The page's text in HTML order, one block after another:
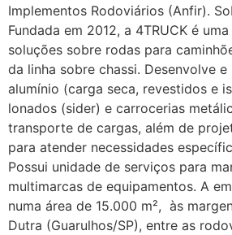
Implementos Rodoviários (Anfir).
Fundada em 2012, a 4TRUCK é
soluções sobre rodas para
da linha sobre chassi. Desenvolve
alumínio (carga seca, revestidos e
lonados (sider) e carrocerias
transporte de cargas, além de
para atender necessidades
Possui unidade de serviços para
multimarcas de equipamentos. A
numa área de 15.000 m², às
Dutra (Guarulhos/SP), entre as